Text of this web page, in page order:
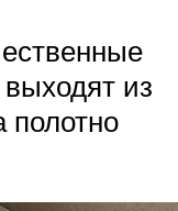
из
полотно